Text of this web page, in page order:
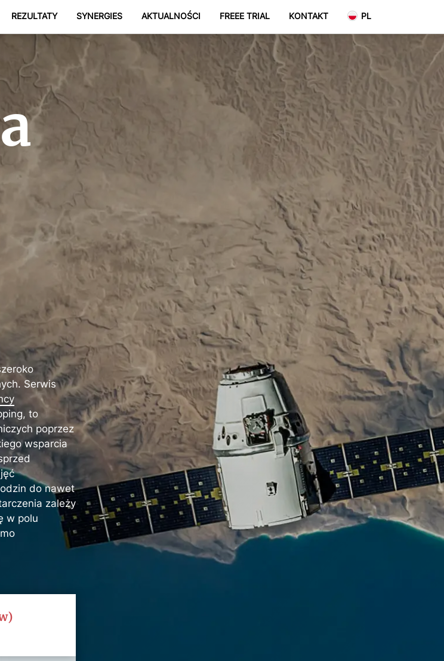
REZULTATY SYNERGIES AKTUALNOŚCI FREEE TRIAL KONTAKT PL
Serwis
to
poprzez
wsparcia
do nawet
zależy
w polu